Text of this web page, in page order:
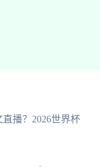
播？2026世界杯